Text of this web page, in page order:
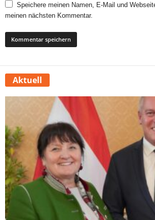
Speichere meinen Namen, E-Mail und
meinen nächsten Kommentar.
Aktuell